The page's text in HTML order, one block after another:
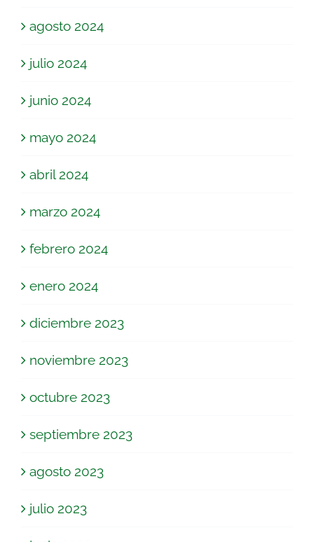
agosto 2024
julio 2024
junio 2024
mayo 2024
abril 2024
marzo 2024
febrero 2024
enero 2024
diciembre 2023
noviembre 2023
octubre 2023
septiembre 2023
agosto 2023
julio 2023